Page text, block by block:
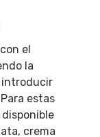
el
la
introducir
estas
crema